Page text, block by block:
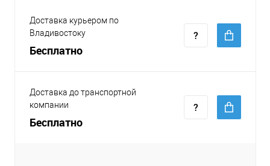
Доставка курьером по
Владивостоку
Бесплатно
Доставка до транспортной
компании
Бесплатно